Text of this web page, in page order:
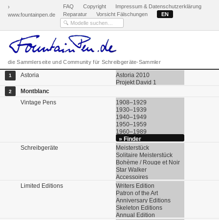
›
www.fountainpen.de
FAQ Copyright
Impressum & Datenschutzerklärung
Reparatur
Vorsicht Fälschungen EN
die Sammlerseite und Community für Schreibgeräte-Sammler
1 Astoria
Astoria 2010
Projekt David 1
2
Montblanc
Vintage Pens
1908–1929
1930–1939
1940–1949
1950–1959
1960–1989
» Finder
Schreibgeräte
Meisterstück
Solitaire Meisterstück
Bohème / Rouge et Noir
Star Walker
Accessoires
Limited Editions
Writers Edition
Patron of the Art
Anniversary Editions
Skeleton Editions
Annual Edition